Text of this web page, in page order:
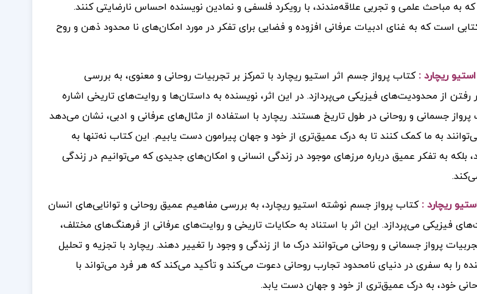
که به مباحث علمی و تجربی علاقه‌مندند، با رویکرد فلسفی و نمادین نویسنده احساس نارضایتی کنند.
است که به غنای ادبیات عرفانی افزوده و فضایی برای تفکر در مورد امکان‌های نا محدود ذهن و روح
ریچارد :کتاب پرواز جسم اثر استیو ریچارد با تمرکز بر تجربیات روحانی و معنوی، به بررسی
رفتن از محدودیت‌های فیزیکی می‌پردازد. در این اثر، نویسنده به داستان‌ها و روایت‌های تاریخی اشاره
پرواز جسمانی و روحانی در طول تاریخ هستند. ریچارد با استفاده از مثال‌های عرفانی و ادبی، نشان می‌دهد
به ما کمک کنند تا به درک عمیق‌تری از خود و جهان پیرامون دست یابیم. این کتاب نه‌تنها به
بلکه به تفکر عمیق درباره مرزهای موجود در زندگی انسانی و امکان‌های جدیدی که می‌توانیم در زندگی
ریچارد :کتاب پرواز جسم نوشته استیو ریچارد، به بررسی مفاهیم عمیق روحانی و توانایی‌های انسان
فیزیکی می‌پردازد. این اثر با استناد به حکایات تاریخی و روایت‌های عرفانی از فرهنگ‌های مختلف،
پرواز جسمانی و روحانی می‌توانند درک ما از زندگی و وجود را تغییر دهند. ریچارد با تجزیه و تحلیل
را به سفری در دنیای نامحدود تجارب روحانی دعوت می‌کند و تأکید می‌کند که هر فرد می‌تواند با
خود، به درک عمیق‌تری از خود و جهان دست یابد.